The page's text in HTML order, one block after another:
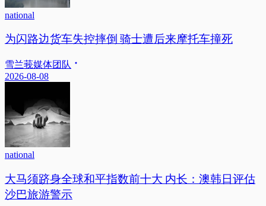
national
为闪路边货车失控摔倒 骑士遭后来摩托车撞死
雪兰莪媒体团队
2026-08-08
national
大马须跻身全球和平指数前十大 内长：澳韩日评估
沙巴旅游警示